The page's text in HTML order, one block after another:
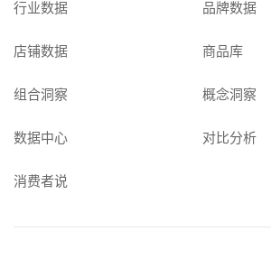
行业数据 品牌数据
店铺数据 商品库
组合洞察 概念洞察
数据中心 对比分析
消费者说